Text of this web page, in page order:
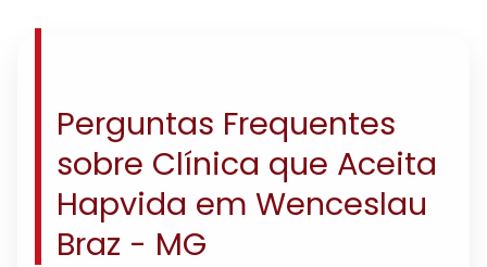
Perguntas Frequentes
sobre Clínica que Aceita
Hapvida em Wenceslau
Braz - MG